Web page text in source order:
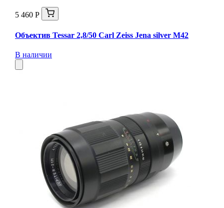
5 460 Р
Объектив Tessar 2,8/50 Carl Zeiss Jena silver М42
В наличии